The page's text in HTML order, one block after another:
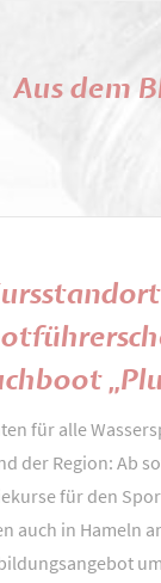
Aus dem
für alle
der Region: Ab
für den
auch in Hameln